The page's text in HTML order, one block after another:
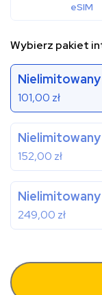
eSIM
Wybierz pakiet
101,00 zł
152,00 zł
249,00 zł